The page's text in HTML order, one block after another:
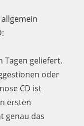
Tagen geliefert.
oder
CD ist
ersten
genau das